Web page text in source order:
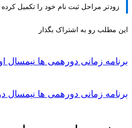
زودتر مراحل ثبت نام خود را تکمیل کرده
این مطلب رو به اشتراک بگذار
برنامه زمانی دورهمی ها نیمسال اول
برنامه زمانی دورهمی ها نیمسال دوم